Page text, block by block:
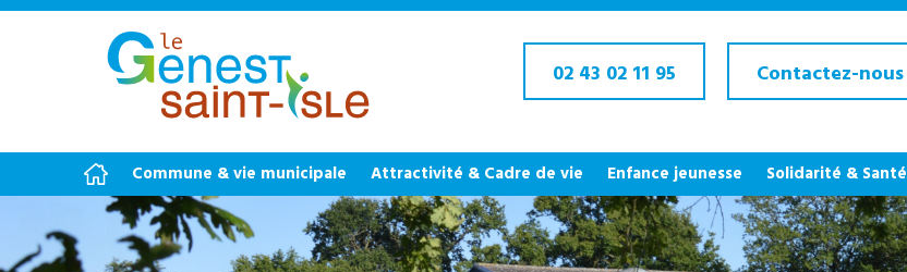
02 43 02 11 95 Contactez-nous
Commune & vie municipale Attractivité & Cadre de vie Enfance jeunesse Solidarité & Santé